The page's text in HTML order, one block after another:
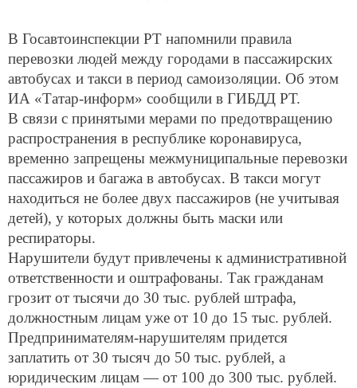
В Госавтоинспекции РТ напомнили правила
перевозки людей между городами в пассажирских
автобусах и такси в период самоизоляции. Об этом
ИА «Татар-информ» сообщили в ГИБДД РТ.
В связи с принятыми мерами по предотвращению
распространения в республике коронавируса,
временно запрещены межмуниципальные перевозки
пассажиров и багажа в автобусах. В такси могут
находиться не более двух пассажиров (не учитывая
детей), у которых должны быть маски или
респираторы.
Нарушители будут привлечены к административной
ответственности и оштрафованы. Так гражданам
грозит от тысячи до 30 тыс. рублей штрафа,
должностным лицам уже от 10 до 15 тыс. рублей.
Предпринимателям-нарушителям придется
заплатить от 30 тысяч до 50 тыс. рублей, а
юридическим лицам — от 100 до 300 тыс. рублей.